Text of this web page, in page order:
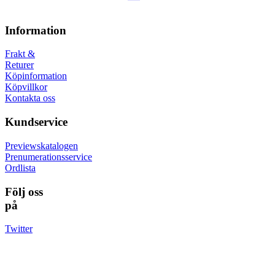
Information
Frakt &
Returer
Köpinformation
Köpvillkor
Kontakta oss
Kundservice
Previewskatalogen
Prenumerationsservice
Ordlista
Följ oss
på
Twitter